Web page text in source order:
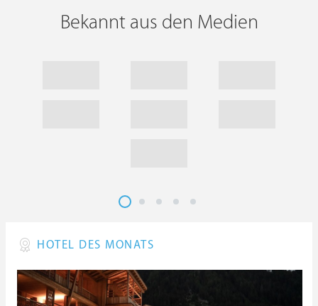
Bekannt aus den Medien
HOTEL DES MONATS